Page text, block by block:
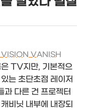
VANISH
TV지만, 기본적으
는 초단초점 레이저
과 다른 건 프로젝터
비닛 내부에 내장되